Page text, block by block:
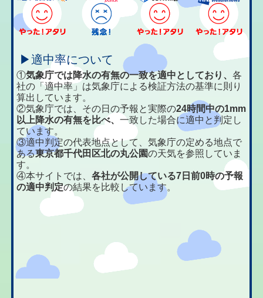
▶適中率について
①気象庁では降水の有無の一致を適中としており、各
社の「適中率」は気象庁による検証方法の基準に則り
算出しています。
②気象庁では、その日の予報と実際の24時間中の1mm
以上降水の有無を比べ、一致した場合に適中と判定し
ています。
③適中判定の代表地点として、気象庁の定める地点で
ある東京都千代田区北の丸公園の天気を参照していま
す。
④本サイトでは、各社が公開している7日前0時の予報
の適中判定の結果を比較しています。